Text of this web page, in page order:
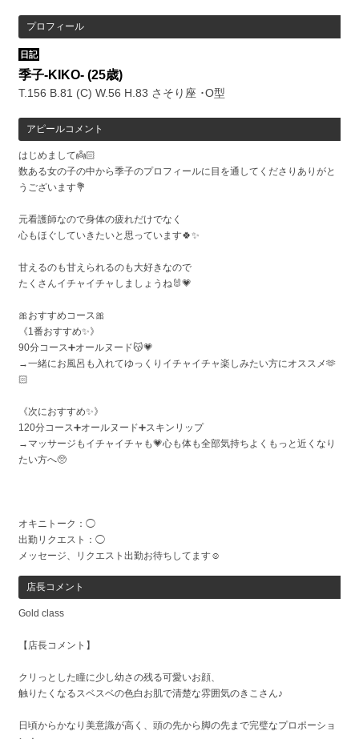
プロフィール
日記
季子-KIKO-(25歳)
T.156 B.81 (C) W.56 H.83 さそり座 ･O型
アピールコメント
はじめまして👼🏻
数ある女の子の中から季子のプロフィールに目を通してくださりありがと
うございます💐
元看護師なので身体の疲れだけでなく
心もほぐしていきたいと思っています🍀✨
甘えるのも甘えられるのも大好きなので
たくさんイチャイチャしましょうね🐰💗
🎀おすすめコース🎀
《1番おすすめ✨》
90分コース➕オールヌード😽💗
→一緒にお風呂も入れてゆっくりイチャイチャ楽しみたい方にオススメ🫶
🏻
《次におすすめ✨》
120分コース➕オールヌード➕スキンリップ
→マッサージもイチャイチャも💗心も体も全部気持ちよくもっと近くなり
たい方へ🥺
オキニトーク：◯
出勤リクエスト：◯
メッセージ、リクエスト出勤お待ちしてます☺️
店長コメント
Gold class
【店長コメント】
クリっとした瞳に少し幼さの残る可愛いお顔、
触りたくなるスベスベの色白お肌で清楚な雰囲気のきこさん♪
日頃からかなり美意識が高く、頭の先から脚の先まで完璧なプロポーショ